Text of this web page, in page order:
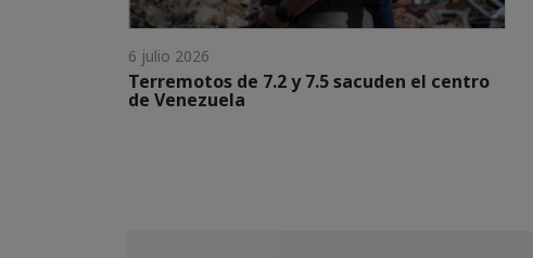
6 julio 2026
Terremotos de 7.2 y 7.5 sacuden el centro
de Venezuela